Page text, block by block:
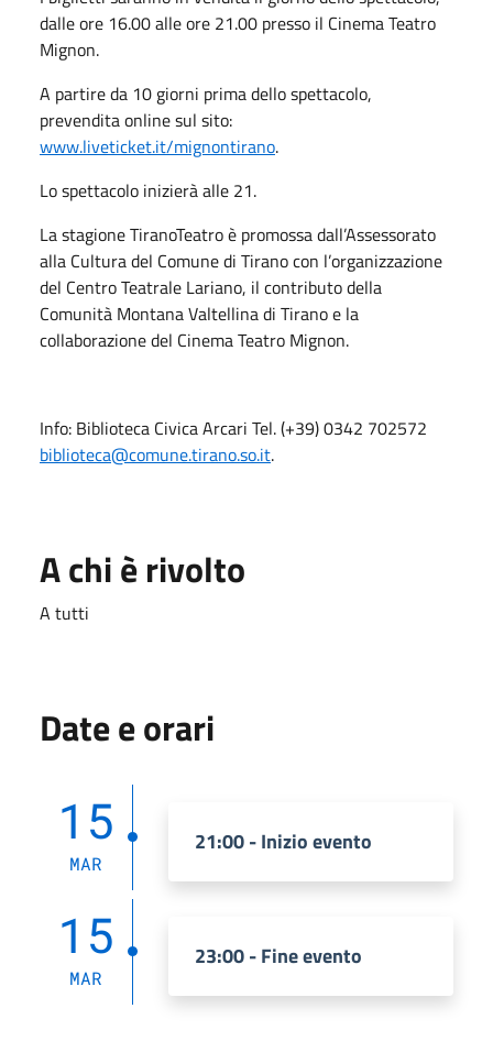
dalle ore 16.00 alle ore 21.00 presso il Cinema Teatro
Mignon.
A partire da 10 giorni prima dello spettacolo,
prevendita online sul sito:
www.liveticket.it/mignontirano.
Lo spettacolo inizierà alle 21.
La stagione TiranoTeatro è promossa dall’Assessorato
alla Cultura del Comune di Tirano con l’organizzazione
del Centro Teatrale Lariano, il contributo della
Comunità Montana Valtellina di Tirano e la
collaborazione del Cinema Teatro Mignon.
Info: Biblioteca Civica Arcari Tel. (+39) 0342 702572
biblioteca@comune.tirano.so.it.
A chi è rivolto
A tutti
Date e orari
15
MAR
21:00 - Inizio evento
15
MAR
23:00 - Fine evento